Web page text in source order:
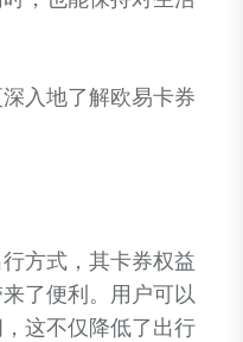
入地了解欧易卡券
方式，其卡券权益
了便利。用户可以
这不仅降低了出行